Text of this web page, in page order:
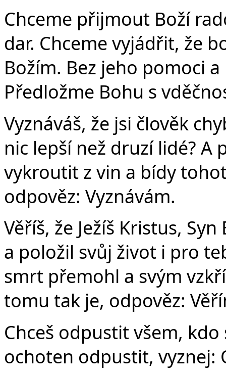
Chceme přijmout Boží
dar. Chceme vyjádřit, že
Božím. Bez jeho pomoci
Předložme Bohu s
Vyznáváš, že jsi člověk
nic lepší než druzí lidé? A
vykroutit z vin a bídy
odpověz: Vyznávám.
Věříš, že Ježíš Kristus,
a položil svůj život i pro
smrt přemohl a svým
tomu tak je, odpověz:
Chceš odpustit všem,
ochoten odpustit, vyznej: